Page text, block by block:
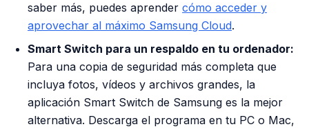
saber más, puedes aprender cómo acceder y
aprovechar al máximo Samsung Cloud.
Smart Switch para un respaldo en tu ordenador:
Para una copia de seguridad más completa que
incluya fotos, vídeos y archivos grandes, la
aplicación Smart Switch de Samsung es la mejor
alternativa. Descarga el programa en tu PC o Mac,